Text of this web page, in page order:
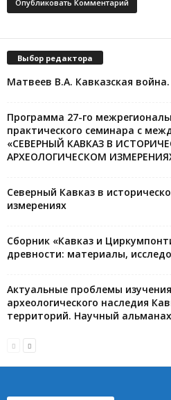
Выбор редактора
Матвеев В.А. Кавказская
Программа 27-го
практического семинара с
«СЕВЕРНЫЙ КАВКАЗ В
АРХЕОЛОГИЧЕСКОМ
Северный Кавказ в
измерениях
Сборник «Кавказ и
древности: материалы,
Актуальные проблемы
археологического наследия
территорий. Научный